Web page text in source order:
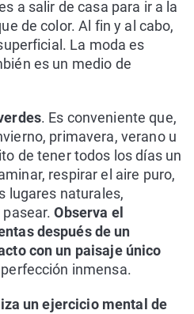
a salir de casa para ir a la
de color. Al fin y al cabo,
La moda es
es un medio de
. Es conveniente que,
primavera, verano u
de tener todos los días un
respirar el aire puro,
lugares naturales,
pasear.Observa el
después de un
con un paisaje único
inmensa.
un ejercicio mental de